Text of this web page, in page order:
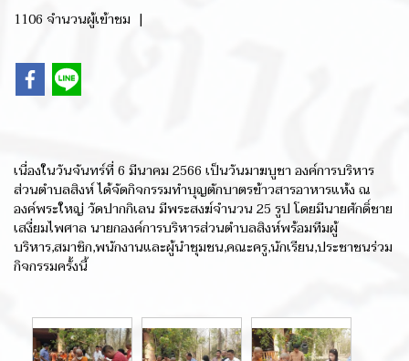
1106 จำนวนผู้เข้าชม |
เนื่องในวันจันทร์ที่ 6 มีนาคม 2566 เป็นวันมาฆบูชา องค์การบริหาร
ส่วนตำบลสิงห์ ได้จัดกิจกรรมทำบุญตักบาตรข้าวสารอาหารแห้ง ณ
องค์พระใหญ่ วัดปากกิเลน มีพระสงฆ์จำนวน 25 รูป โดยมีนายศักดิ์ชาย
เสงี่ยมไพศาล นายกองค์การบริหารส่วนตำบลสิงห์พร้อมทีมผู้
บริหาร,สมาชิก,พนักงานและผู้นำชุมชน,คณะครู,นักเรียน,ประชาชนร่วม
กิจกรรมครั้งนี้